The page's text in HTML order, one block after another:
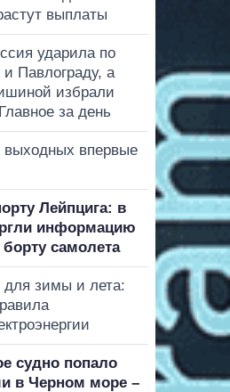
выплаты
ударила по
Павлограду, а
избрали
за день
выходных впервые
Лейпцига: в
информацию
самолета
для зимы и лета:
судно попало
в Черном море –